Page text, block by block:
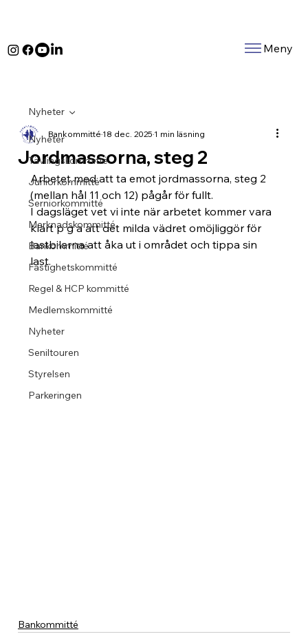
Meny
Nyheter
Tävlingskommitté
Juniorkommitté
Serniorkommitté
Marknadskommitté
Bankommitté
Fastighetskommitté
Regel & HCP kommitté
Medlemskommitté
Nyheter
Seniltouren
Styrelsen
Parkeringen
Nyheter
Jordmassorna, steg 2
Bankommitté18 dec. 20251 min läsning
Arbetet med att ta emot jordmassorna, steg 2
(mellan hål 11 och 12) pågår för fullt.
I dagsläget vet vi inte när arbetet kommer vara
klart p g a att det milda vädret omöjliggör för
lastbilarna att åka ut i området och tippa sin
last.
Bankommitté